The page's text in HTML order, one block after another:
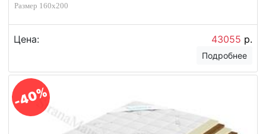
Размер 160х200
Цена: 43055 р.
Подробнее
-40%